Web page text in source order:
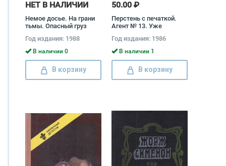
НЕТ В НАЛИЧИИ
Немое досье. На грани
тьмы. Опасный груз
Йожеф, Иштван Немере
Год издания: 1988
В наличии 0
В корзину
50.00 ₽
Перстень с печаткой.
Агент № 13. Уже
Беркеши
Год издания: 1986
В наличии 1
В корзину